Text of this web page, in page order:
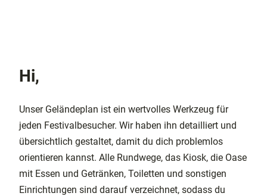
Hi,
Unser Geländeplan ist ein wertvolles Werkzeug für
jeden Festivalbesucher. Wir haben ihn detailliert und
übersichtlich gestaltet, damit du dich problemlos
orientieren kannst. Alle Rundwege, das Kiosk, die Oase
mit Essen und Getränken, Toiletten und sonstigen
Einrichtungen sind darauf verzeichnet, sodass du